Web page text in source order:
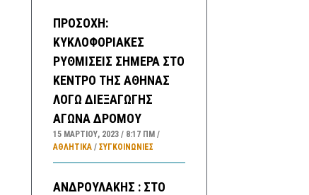
ΠΡΟΣΟΧΗ:
ΚΥΚΛΟΦΟΡΙΑΚΕΣ
ΡΥΘΜΙΣΕΙΣ ΣΗΜΕΡΑ ΣΤΟ
ΚΕΝΤΡΟ ΤΗΣ ΑΘΗΝΑΣ
ΛΟΓΩ ΔΙΕΞΑΓΩΓΗΣ
ΑΓΩΝΑ ΔΡΟΜΟΥ
15 ΜΑΡΤΊΟΥ, 2023 8:17 ΠΜ
ΑΘΛΗΤΙΚΑ/ ΣΥΓΚΟΙΝΩΝΊΕΣ
ΑΝΔΡΟΥΛΑΚΗΣ : ΣΤΟ